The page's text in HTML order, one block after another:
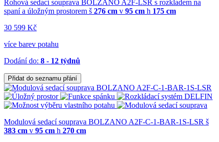
Rohová sedací souprava BOLZANO A2F-LSR s rozkladem na
spaní a úložným prostorem š 276 cm v 95 cm h 175 cm
30 599 Kč
více barev potahu
Dodání do: 8 - 12 týdnů
Přidat do seznamu přání
Modulová sedací souprava BOLZANO A2F-C-1-BAR-1S-LSR š
383 cm v 95 cm h 270 cm